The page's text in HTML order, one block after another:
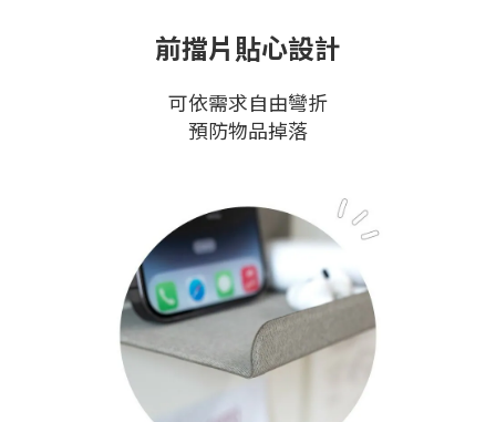
前擋片貼心設計
可依需求自由彎折
預防物品掉落